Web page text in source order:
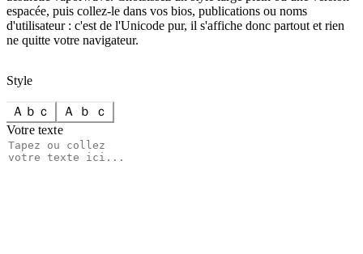
espacée, puis collez-le dans vos bios, publications ou noms
d'utilisateur : c'est de l'Unicode pur, il s'affiche donc partout et rien
ne quitte votre navigateur.
Style
Ａｂｃ
Ａ ｂ ｃ
Votre texte